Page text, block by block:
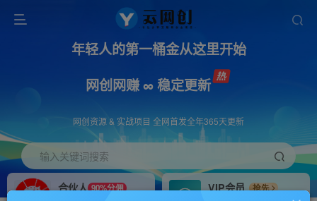
年轻人的第一桶金从这里开始
网创网赚 ∞ 稳定更新
网创资源 & 实战项目 全网首发全年365天更新
输入关键词搜索
合伙人 90%分佣
VIP会员
抢先